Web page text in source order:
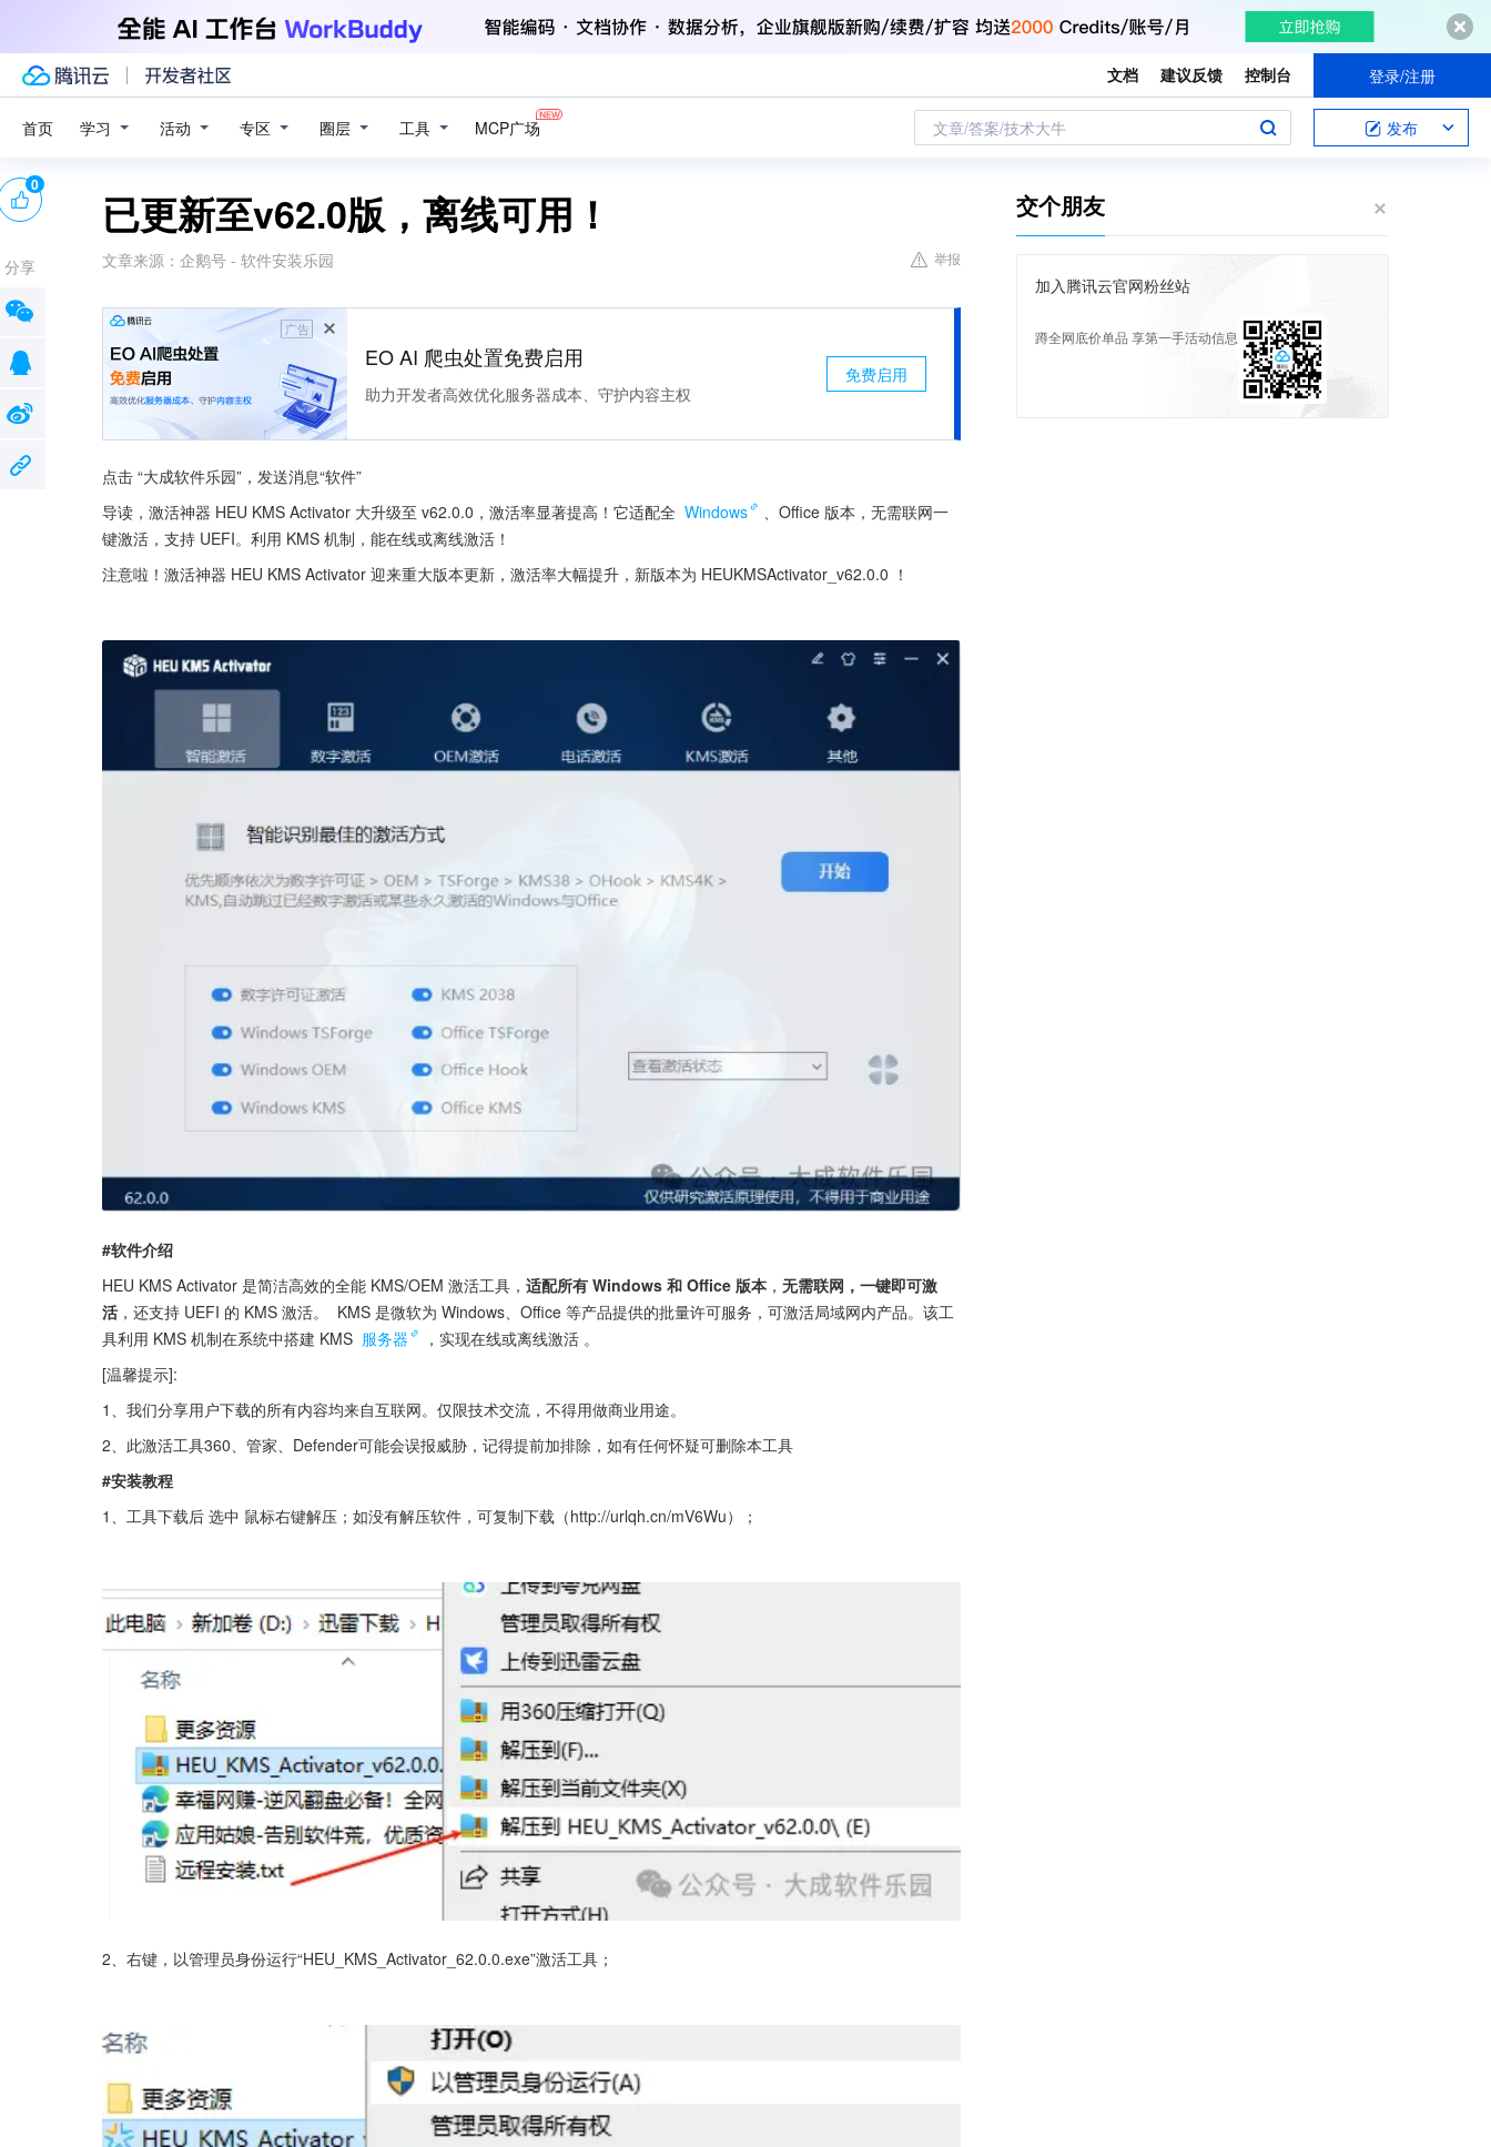
文档 建议反馈 控制台 登录/注册
首页 学习 活动 专区 圈层 工具 MCP广场 文章/答案/技术大牛 发布
已更新至v62.0版，离线可用！
文章来源： 企鹅号 - 软件安装乐园 举报
广告
EO AI 爬虫处置免费启用
助力开发者高效优化服务器成本、守护内容主权
免费启用
点击 “大成软件乐园”，发送消息“软件”
导读，激活神器 HEU KMS Activator 大升级至 v62.0.0，激活率显著提高！它适配全 Windows
、Office 版本，无需联网一
键激活，支持 UEFI。利用 KMS 机制，能在线或离线激活！
注意啦！激活神器 HEU KMS Activator 迎来重大版本更新，激活率大幅提升，新版本为 HEUKMSActivator_v62.0.0 ！
#软件介绍
HEU KMS Activator 是简洁高效的全能 KMS/OEM 激活工具， 适配所有 Windows 和 Office 版本 ， 无需联网，一键即可激
活 ，还支持 UEFI 的 KMS 激活。  KMS 是微软为 Windows、Office 等产品提供的批量许可服务，可激活局域网内产品。该工
具利用 KMS 机制在系统中搭建 KMS 服务器
，实现在线或离线激活 。
[温馨提示]:
1、我们分享用户下载的所有内容均来自互联网。仅限技术交流，不得用做商业用途。
2、此激活工具360、管家、Defender可能会误报威胁，记得提前加排除，如有任何怀疑可删除本工具
#安装教程
1、工具下载后 选中 鼠标右键解压；如没有解压软件，可复制下载（http://urlqh.cn/mV6Wu）；
2、右键，以管理员身份运行“HEU_KMS_Activator_62.0.0.exe”激活工具；
0
分享
交个朋友
加入腾讯云官网粉丝站
蹲全网底价单品 享第一手活动信息